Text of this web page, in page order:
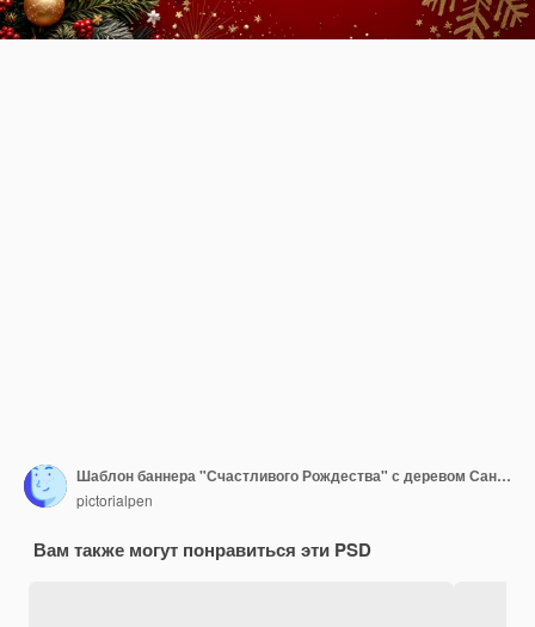
Шаблон баннера "Счастливого Рождества" с деревом Санта и красочным шаром на темно-красном фоне
pictorialpen
Вам также могут понравиться эти PSD